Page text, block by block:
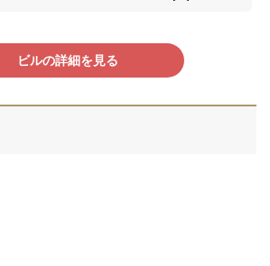
ビルの詳細を見る